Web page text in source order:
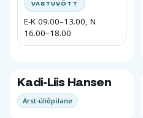
VASTUVÕTT
E-K 09.00–13.00, N
16.00–18.00
Kadi-Liis Hansen
Arst-üliõpilane